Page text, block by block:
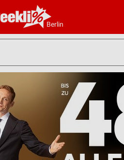
Berlin